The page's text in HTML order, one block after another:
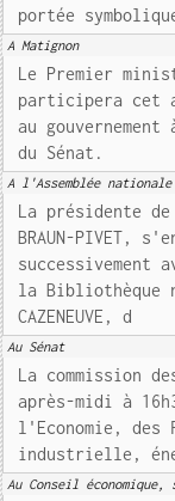
portée
A Matignon
Le Premier
participera cet
au
du Sénat.
A l'Assemblée nationale
La présidente
BRAUN-PIVET,
successivement
la Bibliothèque
CAZENEUVE, d
Au Sénat
La commission
après-midi à
l'Economie, des
industrielle,
Au Conseil